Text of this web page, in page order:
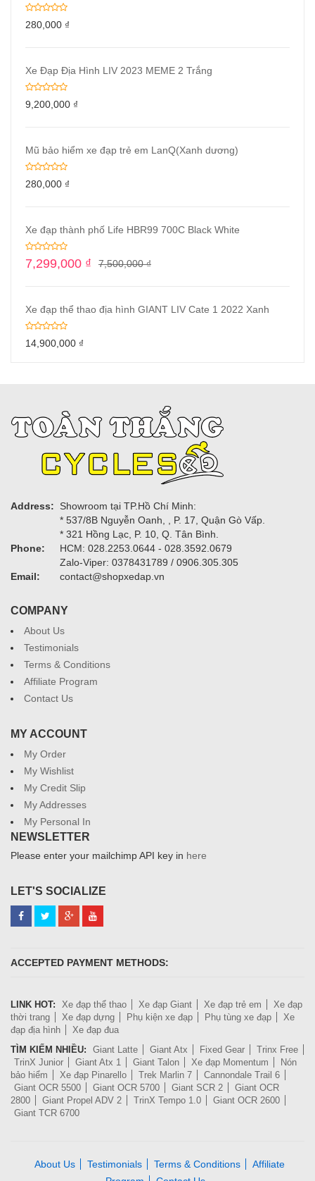
280,000 ₫
Xe Đạp Địa Hình LIV 2023 MEME 2 Trắng
9,200,000 ₫
Mũ bảo hiểm xe đạp trẻ em LanQ(Xanh dương)
280,000 ₫
Xe đạp thành phố Life HBR99 700C Black White
7,500,000₫
7,299,000 ₫
Xe đạp thể thao địa hình GIANT LIV Cate 1 2022 Xanh
14,900,000 ₫
Address:
Showroom tại TP.Hồ Chí Minh:
* 537/8B Nguyễn Oanh, , P. 17, Quận Gò Vấp.
* 321 Hồng Lạc, P. 10, Q. Tân Bình.
Phone:
HCM: 028.2253.0644 - 028.3592.0679
Zalo-Viper: 0378431789 / 0906.305.305
Email:
contact@shopxedap.vn
COMPANY
About Us
Testimonials
Terms & Conditions
Affiliate Program
Contact Us
MY ACCOUNT
My Order
My Wishlist
My Credit Slip
My Addresses
My Personal In
NEWSLETTER
Please enter your mailchimp API key in here
LET'S SOCIALIZE
ACCEPTED PAYMENT METHODS:
LINK HOT: Xe đạp thể thao Xe đạp Giant Xe đạp trẻ em
Xe đạp
thời trang
Xe đạp dựng Phụ kiện xe đạp Phụ tùng xe đạp
Xe
đạp địa hình
Xe đạp đua
TÌM KIẾM NHIỀU:
Giant Latte Giant Atx Fixed Gear
Trinx Free
TrinX Junior
Giant Atx 1 Giant Talon Xe đạp Momentum
Nón
bảo hiểm
Xe đạp Pinarello Trek Marlin 7
Cannondale Trail 6
Giant OCR 5500
Giant OCR 5700 Giant SCR 2
Giant OCR
2800
Giant Propel ADV 2 TrinX Tempo 1.0
Giant OCR 2600
Giant TCR 6700
About Us Testimonials Terms & Conditions
Affiliate